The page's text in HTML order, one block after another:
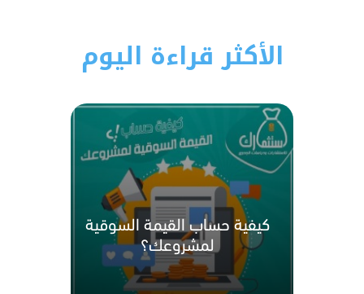
الأكثر قراءة اليوم
كيفية حساب القيمة السوقية
لمشروعك؟